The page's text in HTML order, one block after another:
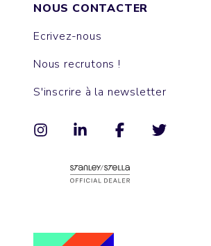
NOUS CONTACTER
Ecrivez-nous
Nous recrutons !
S'inscrire à la newsletter